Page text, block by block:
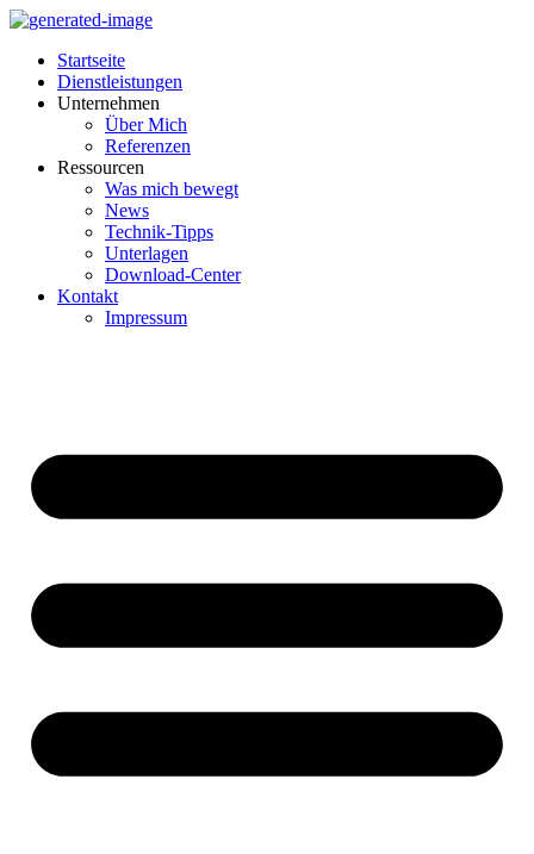
Startseite
Dienstleistungen
Unternehmen
Über Mich
Referenzen
Ressourcen
Was mich bewegt
News
Technik-Tipps
Unterlagen
Download-Center
Kontakt
Impressum